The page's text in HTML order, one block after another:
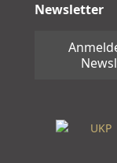
Newsletter